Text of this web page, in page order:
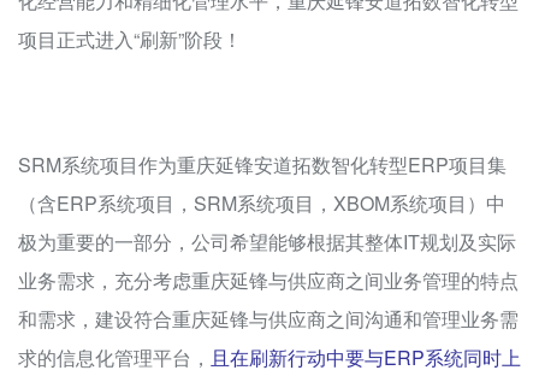
项目正式进入“刷新”阶段！
SRM系统项目作为重庆延锋安道拓数智化转型ERP项目集
（含ERP系统项目，SRM系统项目，XBOM系统项目）中
极为重要的一部分，公司希望能够根据其整体IT规划及实际
业务需求，充分考虑重庆延锋与供应商之间业务管理的特点
和需求，建设符合重庆延锋与供应商之间沟通和管理业务需
求的信息化管理平台， 且在刷新行动中要与ERP系统同时上